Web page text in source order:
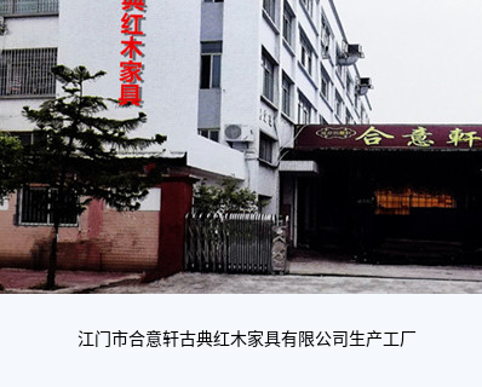
江门市合意轩古典红木家具有限公司生产工厂